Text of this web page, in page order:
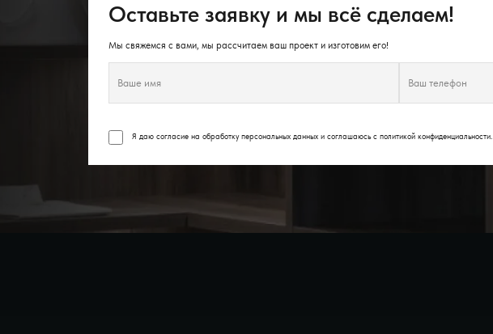
Оставьте заявку и мы всё сделаем!
Мы свяжемся с вами, мы рассчитаем ваш проект и изготовим его!
Я даю согласие на обработку персональных данных и соглашаюсь сполитикой конфиденциальности.